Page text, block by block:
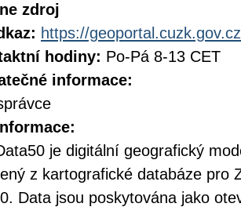
zdroj
https://geoportal.cuzk.gov.cz
hodiny: Po-Pá 8-13 CET
informace:
je digitální geografický
z kartografické databáze pro
Data jsou poskytována jako